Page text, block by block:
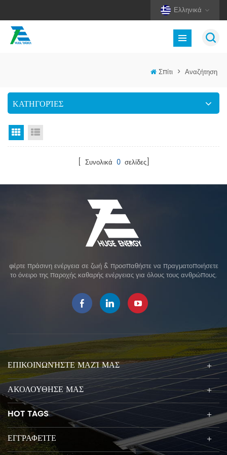
Ελληνικά
Σπίτι > Αναζήτηση
ΚΑΤΗΓΟΡΊΕΣ
Προβολή πλέγματος
[ Συνολικά 0σελίδες]
φέρτε πράσινη ενέργεια σε ζωή & προσπαθήστε να πραγματοποιήσετε
το όνειρο της παροχής καθαρής ενέργειας για όλους τους ανθρώπους.
ΕΠΙΚΟΙΝΩΝΉΣΤΕ ΜΑΖΊ ΜΑΣ
ΑΚΟΛΟΥΘΗΣΕ ΜΑΣ
HOT TAGS
ΕΓΓΡΑΦΕΊΤΕ